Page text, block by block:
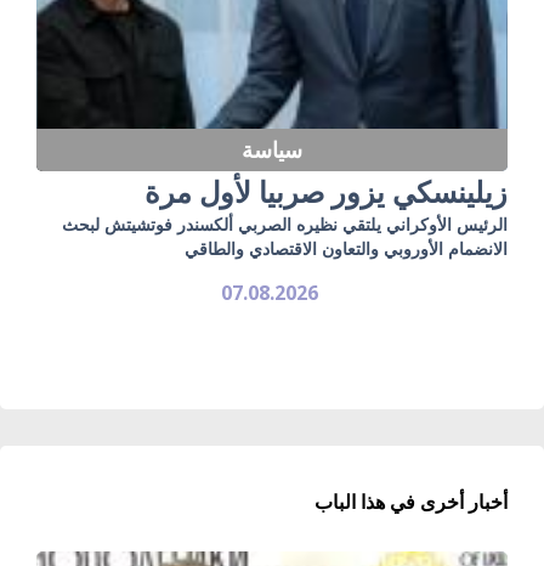
سياسة
زيلينسكي يزور صربيا لأول مرة
الرئيس الأوكراني يلتقي نظيره الصربي ألكسندر فوتشيتش لبحث
الانضمام الأوروبي والتعاون الاقتصادي والطاقي
07.08.2026
أخبار أخرى في هذا الباب